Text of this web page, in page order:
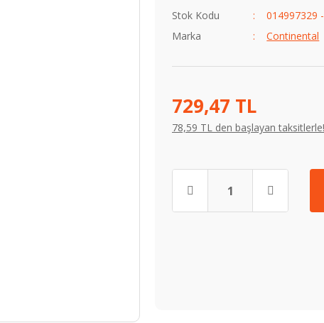
Stok Kodu
014997329
Marka
Continental
729,47 TL
78,59 TL den başlayan taksitlerle!